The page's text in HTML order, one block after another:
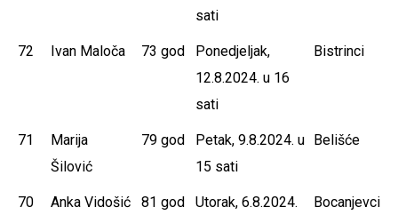
sati
72 Ivan Maloča 73 god
Ponedjeljak,
12.8.2024. u 16
sati
Bistrinci
71
Marija
Šilović
79 god
Petak, 9.8.2024. u
15 sati
Belišće
70 Anka Vidošić 81 god
Utorak, 6.8.2024.
Bocanjevci